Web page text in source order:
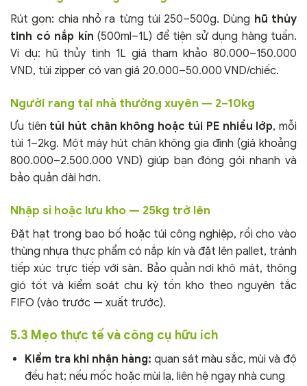
Rút gọn: chia nhỏ ra từng túi 250–500g. Dùng hũ thủy
tinh có nắp kín (500ml–1L) để tiện sử dụng hàng tuần.
Ví dụ: hũ thủy tinh 1L giá tham khảo 80.000–150.000
VND, túi zipper có van giá 20.000–50.000 VND/chiếc.
Người rang tại nhà thường xuyên — 2–10kg
Ưu tiên túi hút chân không hoặc túi PE nhiều lớp, mỗi
túi 1–2kg. Một máy hút chân không gia đình (giá khoảng
800.000–2.500.000 VND) giúp bạn đóng gói nhanh và
bảo quản dài hơn.
Nhập sỉ hoặc lưu kho — 25kg trở lên
Đặt hạt trong bao bố hoặc túi công nghiệp, rồi cho vào
thùng nhựa thực phẩm có nắp kín và đặt lên pallet, tránh
tiếp xúc trực tiếp với sàn. Bảo quản nơi khô mát, thông
gió tốt và kiểm soát chu kỳ tồn kho theo nguyên tắc
FIFO (vào trước — xuất trước).
5.3 Mẹo thực tế và công cụ hữu ích
Kiểm tra khi nhận hàng: quan sát màu sắc, mùi và độ
đều hạt; nếu mốc hoặc mùi lạ, liên hệ ngay nhà cung